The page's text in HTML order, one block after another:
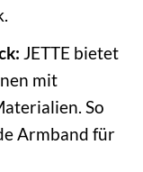
JETTE bietet
mit
So
Armband für